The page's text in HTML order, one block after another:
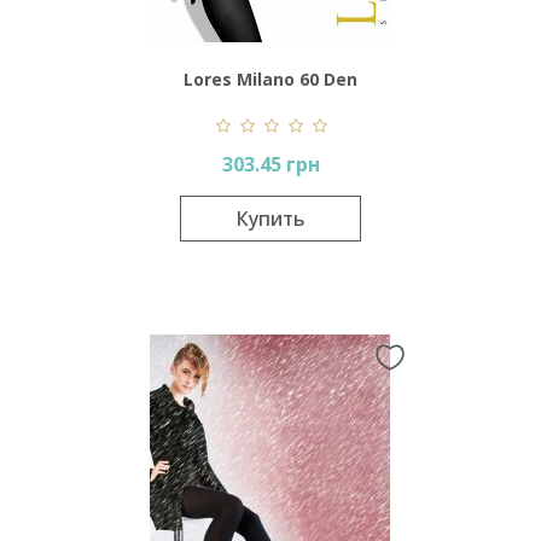
Lores Milano 60 Den
Autoreggente
303.45 грн
Купить